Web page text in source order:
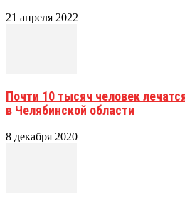
21 апреля 2022
Почти 10 тысяч человек
в Челябинской области
8 декабря 2020